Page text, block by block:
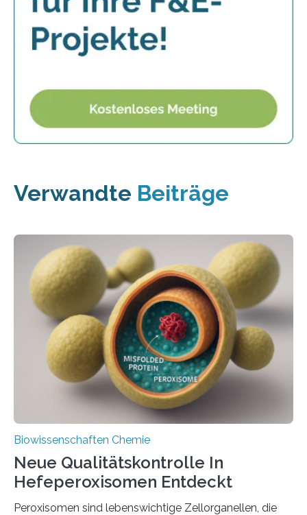
Verwandte Beiträge
Biowissenschaften Chemie
Neue Qualitätskontrolle In
Hefeperoxisomen Entdeckt
Peroxisomen sind lebenswichtige Zellorganellen, die